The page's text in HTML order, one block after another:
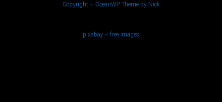
Copyright – OceanWP Theme by Nick
pixabay – free images